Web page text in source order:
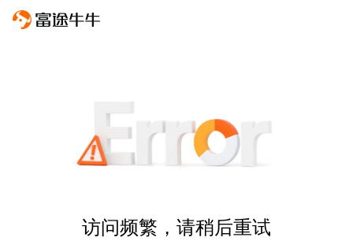
访问频繁，请稍后重试